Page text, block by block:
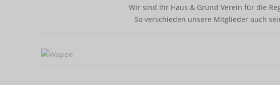
Wir sind Ihr Haus & Grund Verein für die
So verschieden unsere Mitglieder auch